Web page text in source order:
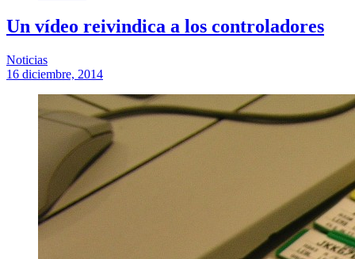
Un vídeo reivindica a los controladores
Noticias
16 diciembre, 2014